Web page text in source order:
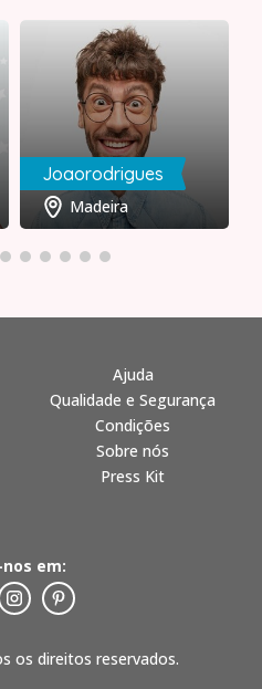
Joaorodrigues
Madeira
os direitos reservados.
Ajuda
Qualidade e Segurança
Condições
Sobre nós
Press Kit
em: